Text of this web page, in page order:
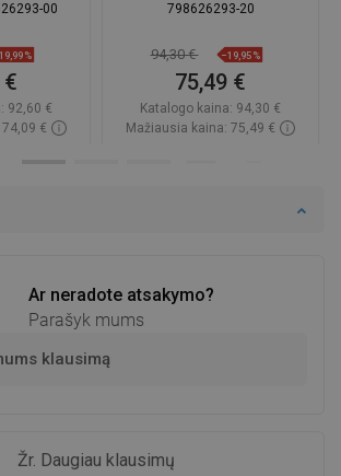
Ar neradote atsakymo?
Parašyk mums
klausimą
Žr. Daugiau klausimų
00
€
92,60 €
€
798626293-20
94,30 € −19,95%
75,49 €
Katalogo kaina: 94,30 €
Mažiausia kaina: 75,49 €